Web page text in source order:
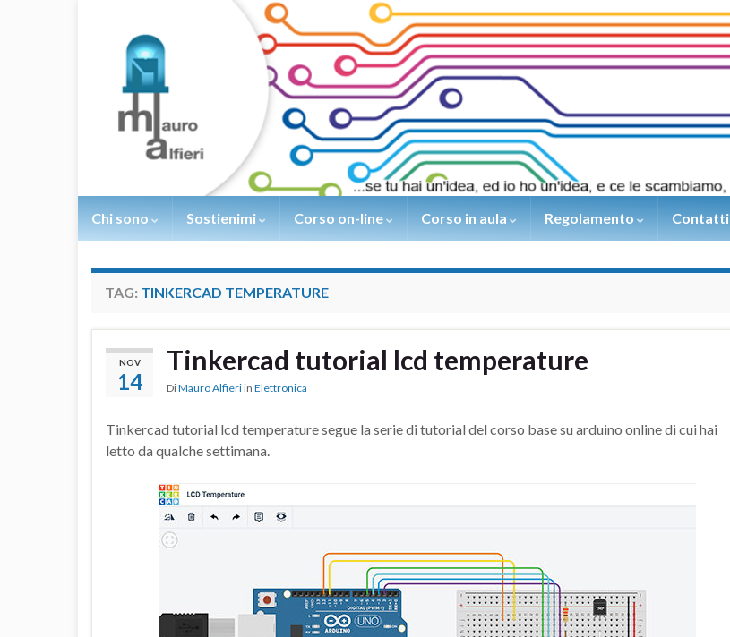
Chi sono Sostienimi Corso on-line Corso in aula Regolamento Contatti
TAG: TINKERCAD TEMPERATURE
NOV
14
Tinkercad tutorial lcd temperature
DiMauro Alfieri in Elettronica
Tinkercad tutorial lcd temperature segue la serie di tutorial del corso base su arduino online di cui hai
letto da qualche settimana.